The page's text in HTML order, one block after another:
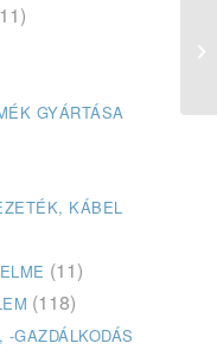
GYÁRTÁSA
KÁBEL
(11)
(118)
GAZDÁLKODÁS